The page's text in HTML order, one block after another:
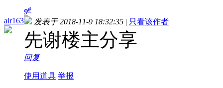
air163
9#
发表于 2018-11-9 18:32:35 | 只看该作者
先谢楼主分享
回复
使用道具 举报